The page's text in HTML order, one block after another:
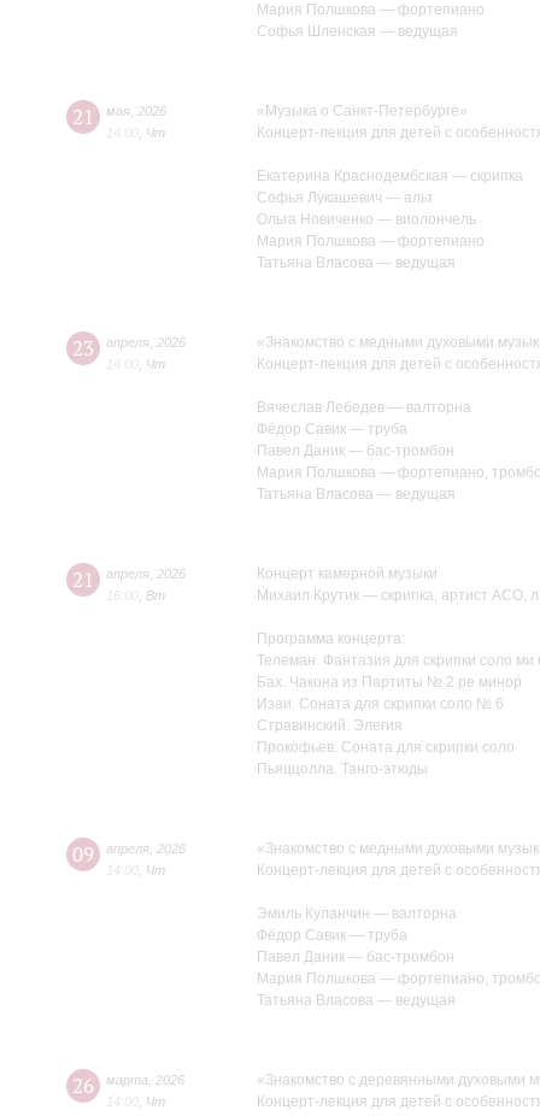
Мария Полшкова — фортепиано
Софья Шленская — ведущая
21 мая 2026
14:00 Чт
«Музыка о Санкт-Петербурге»
Концерт-лекция для детей с
Екатерина Краснодембская — скрипка
Софья Лукашевич — альт
Ольга Новиченко — виолончель
Мария Полшкова — фортепиано
Татьяна Власова — ведущая
23 апреля 2026
14:00 Чт
«Знакомство с медными духовыми
Концерт-лекция для детей с
Вячеслав Лебедев — валторна
Фёдор Савик — труба
Павел Даник — бас-тромбон
Мария Полшкова — фортепиано,
Татьяна Власова — ведущая
21 апреля 2026
16:00 Вт
Концерт камерной музыки
Михаил Крутик — скрипка, артист АСО,
Программа концерта:
Телеман. Фантазия для скрипки соло
Бах. Чакона из Партиты № 2 ре минор
Изаи. Соната для скрипки соло № 6
Стравинский. Элегия
Прокофьев. Соната для скрипки соло
Пьяццолла. Танго-этюды
09 апреля 2026
14:00 Чт
«Знакомство с медными духовыми
Концерт-лекция для детей с
Эмиль Куланчин — валторна
Фёдор Савик — труба
Павел Даник — бас-тромбон
Мария Полшкова — фортепиано,
Татьяна Власова — ведущая
26 марта
2026
14:00 Чт
«Знакомство с деревянными духовыми
Концерт-лекция для детей с